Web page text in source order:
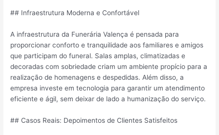
## Infraestrutura Moderna e Confortável
A infraestrutura da Funerária Valença é pensada para
proporcionar conforto e tranquilidade aos familiares e amigos
que participam do funeral. Salas amplas, climatizadas e
decoradas com sobriedade criam um ambiente propício para a
realização de homenagens e despedidas. Além disso, a
empresa investe em tecnologia para garantir um atendimento
eficiente e ágil, sem deixar de lado a humanização do serviço.
## Casos Reais: Depoimentos de Clientes Satisfeitos